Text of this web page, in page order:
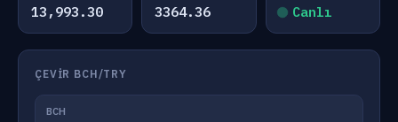
13,993.30 3364.36 Canlı
ÇEVIR BCH/TRY
BCH